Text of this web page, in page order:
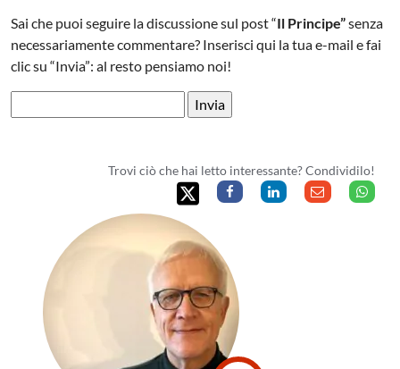
Sai che puoi seguire la discussione sul post “Il Principe”senza
necessariamente commentare? Inserisci qui la tua e-mail e fai
clic su “Invia”: al resto pensiamo noi!
Trovi ciò che hai letto interessante? Condividilo!